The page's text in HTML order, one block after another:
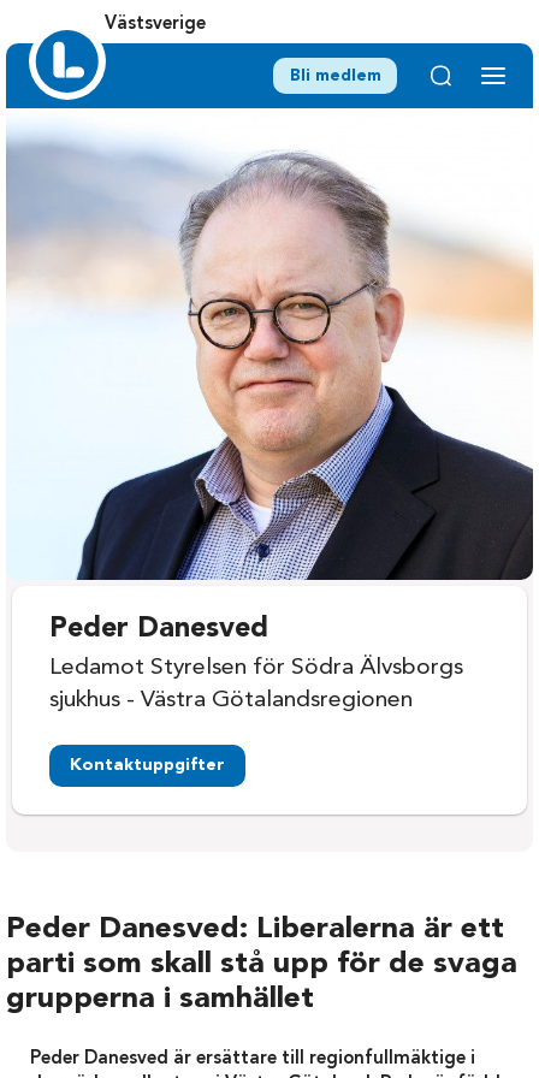
Västsverige
Bli medlem
Peder Danesved
Ledamot Styrelsen för Södra Älvsborgs
sjukhus - Västra Götalandsregionen
Kontaktuppgifter
Peder Danesved: Liberalerna är ett
parti som skall stå upp för de svaga
grupperna i samhället
Peder Danesved är ersättare till regionfullmäktige i